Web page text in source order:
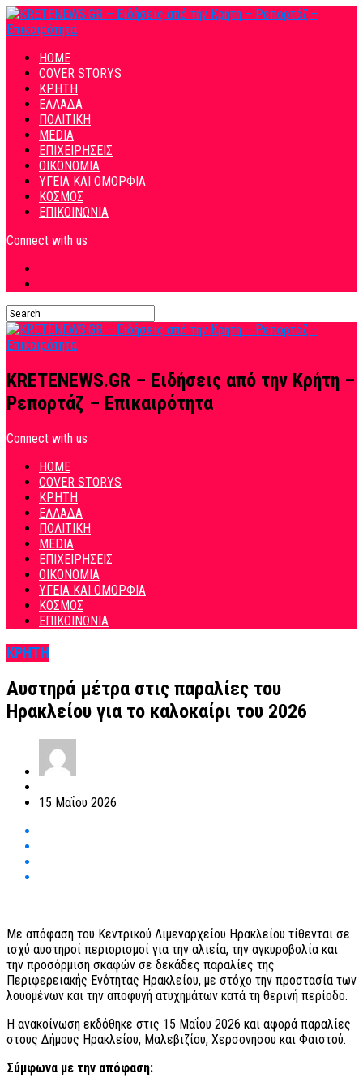
HOME
COVER STORYS
ΚΡΗΤΗ
ΕΛΛΑΔΑ
ΠΟΛΙΤΙΚΗ
MEDIA
ΕΠΙΧΕΙΡΗΣΕΙΣ
ΟΙΚΟΝΟΜΙΑ
ΥΓΕΙΑ ΚΑΙ ΟΜΟΡΦΙΑ
ΚΟΣΜΟΣ
ΕΠΙΚΟΙΝΩΝΙΑ
Connect with us
KRETENEWS.GR – Ειδήσεις από την Κρήτη –
Ρεπορτάζ – Επικαιρότητα
Connect with us
HOME
COVER STORYS
ΚΡΗΤΗ
ΕΛΛΑΔΑ
ΠΟΛΙΤΙΚΗ
MEDIA
ΕΠΙΧΕΙΡΗΣΕΙΣ
ΟΙΚΟΝΟΜΙΑ
ΥΓΕΙΑ ΚΑΙ ΟΜΟΡΦΙΑ
ΚΟΣΜΟΣ
ΕΠΙΚΟΙΝΩΝΙΑ
ΚΡΗΤΗ
Αυστηρά μέτρα στις παραλίες του
Ηρακλείου για το καλοκαίρι του 2026
15 Μαΐου 2026
Με απόφαση του Κεντρικού Λιμεναρχείου Ηρακλείου τίθενται σε
ισχύ αυστηροί περιορισμοί για την αλιεία, την αγκυροβολία και
την προσόρμιση σκαφών σε δεκάδες παραλίες της
Περιφερειακής Ενότητας Ηρακλείου, με στόχο την προστασία των
λουομένων και την αποφυγή ατυχημάτων κατά τη θερινή περίοδο.
Η ανακοίνωση εκδόθηκε στις 15 Μαΐου 2026 και αφορά παραλίες
στους Δήμους Ηρακλείου, Μαλεβιζίου, Χερσονήσου και Φαιστού.
Σύμφωνα με την απόφαση: